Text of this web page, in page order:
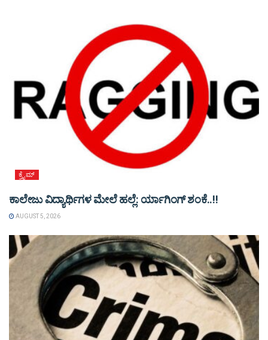
ಕ್ರೈಮ್
ಕಾಲೇಜು ವಿದ್ಯಾರ್ಥಿಗಳ ಮೇಲೆ ಹಲ್ಲೆ: ರ್ಯಾಗಿಂಗ್ ಶಂಕೆ..!!
AUGUST 5, 2026